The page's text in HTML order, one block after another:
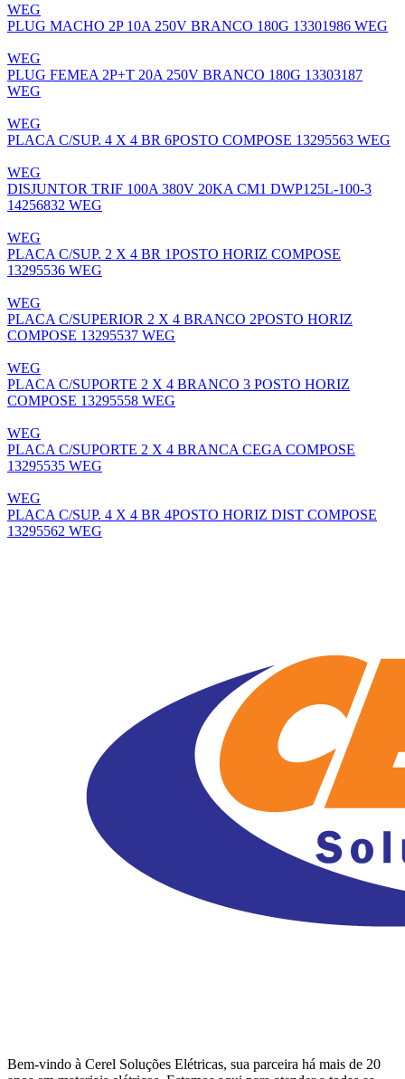
WEG
PLUG MACHO 2P 10A 250V BRANCO 180G 13301986 WEG
WEG
PLUG FEMEA 2P+T 20A 250V BRANCO 180G 13303187
WEG
WEG
PLACA C/SUP. 4 X 4 BR 6POSTO COMPOSE 13295563 WEG
WEG
DISJUNTOR TRIF 100A 380V 20KA CM1 DWP125L-100-3
14256832 WEG
WEG
PLACA C/SUP. 2 X 4 BR 1POSTO HORIZ COMPOSE
13295536 WEG
WEG
PLACA C/SUPERIOR 2 X 4 BRANCO 2POSTO HORIZ
COMPOSE 13295537 WEG
WEG
PLACA C/SUPORTE 2 X 4 BRANCO 3 POSTO HORIZ
COMPOSE 13295558 WEG
WEG
PLACA C/SUPORTE 2 X 4 BRANCA CEGA COMPOSE
13295535 WEG
WEG
PLACA C/SUP. 4 X 4 BR 4POSTO HORIZ DIST COMPOSE
13295562 WEG
Bem-vindo à Cerel Soluções Elétricas, sua parceira há mais de 20